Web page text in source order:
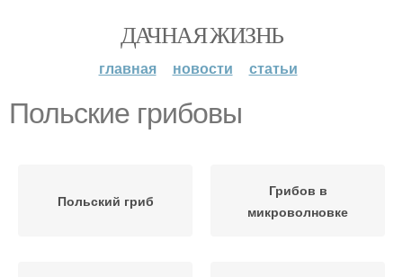
ДАЧНАЯ ЖИЗНЬ
главная новости статьи
Польские грибовы
Польский гриб
Грибов в
микроволновке